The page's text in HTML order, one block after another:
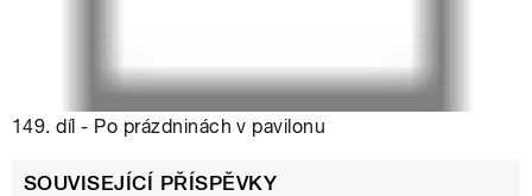
149. díl - Po prázdninách v pavilonu
SOUVISEJÍCÍ PŘÍSPĚVKY